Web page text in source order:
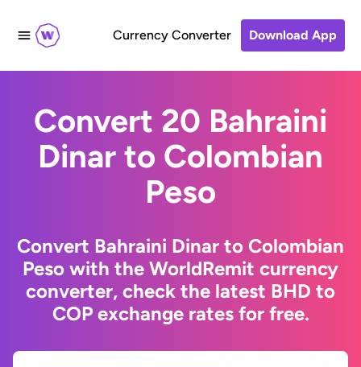
Currency Converter Download App
Convert 20 Bahraini
Dinar to Colombian
Peso
Convert Bahraini Dinar to Colombian
Peso with the WorldRemit currency
converter, check the latest BHD to
COP exchange rates for free.